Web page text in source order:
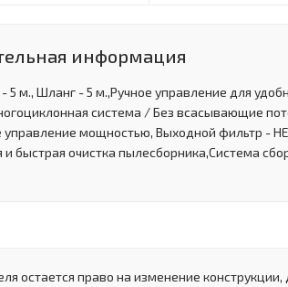
информация
5 м., Шланг - 5 м.,Ручное управление для
система / Без всасывающие
управление мощностью, Выходной фильтр -
и быстрая очистка пылесборника,Система
остается право на изменение конструкции,